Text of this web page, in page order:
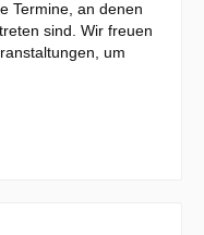
Termine, an denen
sind. Wir freuen
um